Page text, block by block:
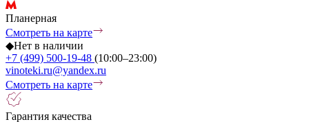
Планерная
Смотреть на карте
◆Нет в наличии
+7 (499) 500-19-48 (10:00–23:00)
vinoteki.ru@yandex.ru
Смотреть на карте
Гарантия качества